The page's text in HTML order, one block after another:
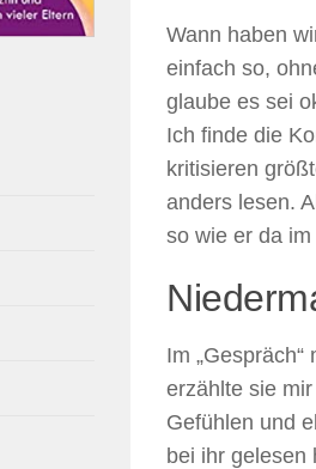
Wann haben
einfach so,
glaube es sei
Ich finde die
kritisieren
anders lesen.
so wie er da
Im
erzählte sie
Gefühlen und
bei ihr gelesen